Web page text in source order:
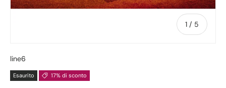
1 / di
5
line6
Esaurito 17% di sconto